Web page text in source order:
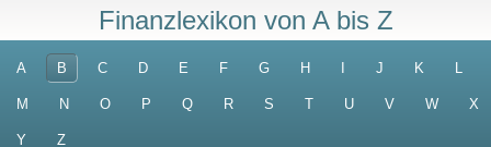
Finanzlexikon von A bis Z
A B C D E F G H J K L
M N O P Q R S T U V W X
Y Z